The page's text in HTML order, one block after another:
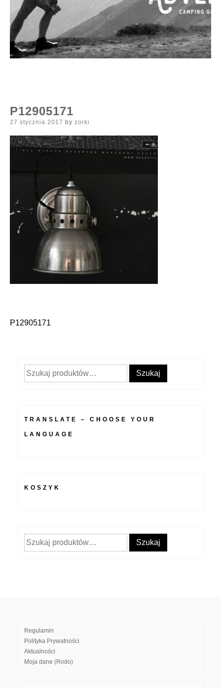
P12905171
Posted
27 stycznia 2017 by zorki
Nawigacja
P12905171
Szukaj: Szukaj
TRANSLATE – CHOOSE YOUR
LANGUAGE
KOSZYK
Szukaj: Szukaj
Regulamin
Polityka Prywatności
Aktualności
Moja dane (Rodo)